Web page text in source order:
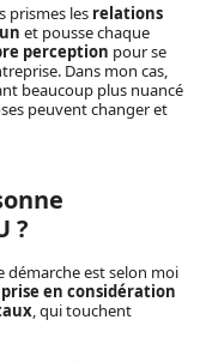
prismes les relations
et pousse chaque
perception pour se
Dans mon cas,
beaucoup plus nuancé
peuvent changer et
?
démarche est selon moi
en considération
, qui touchent